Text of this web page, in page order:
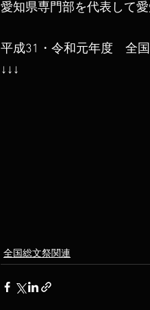
愛知県専門部を代表して
平成31・令和元年度　全
↓↓↓
全国総文祭関連